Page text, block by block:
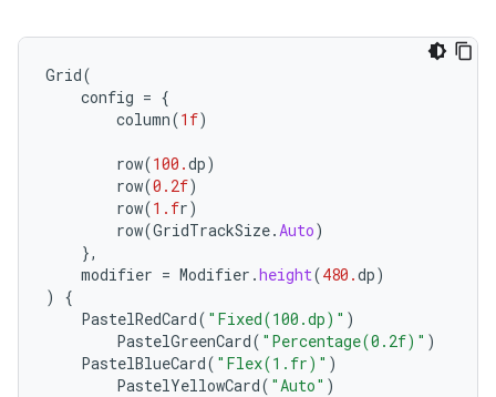
Grid(
config = {
column(1f)
row(100.dp)
row(0.2f)
row(1.fr)
row(GridTrackSize. Auto)
},
modifier = Modifier .height(480.dp)
)
{
PastelRedCard( "Fixed(100.dp)" )
PastelGreenCard( "Percentage(0.2f)" )
PastelBlueCard( "Flex(1.fr)" )
PastelYellowCard( "Auto" )